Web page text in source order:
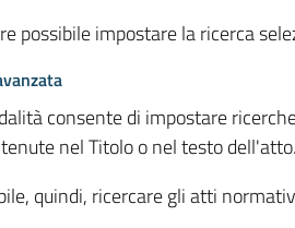
possibile impostare la ricerca
consente di impostare
nel Titolo o nel testo dell'atto.
quindi, ricercare gli atti